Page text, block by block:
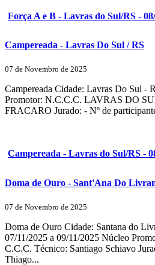
Força A e B - Lavras do Sul/RS -
Campereada - Lavras Do Sul / RS
07 de Novembro de 2025
Campereada Cidade: Lavras Do Sul -
Promotor: N.C.C.C. LAVRAS DO
FRACARO Jurado: - Nº de
Campereada - Lavras do Sul/RS -
Doma de Ouro - Sant'Ana Do
07 de Novembro de 2025
Doma de Ouro Cidade: Santana do
07/11/2025 a 09/11/2025 Núcleo
C.C.C. Técnico: Santiago Schiavo
Thiago...